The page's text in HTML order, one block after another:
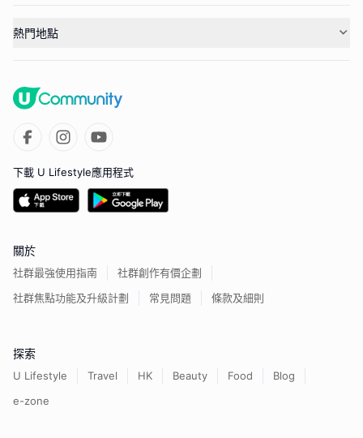
熱門地點
下載 U Lifestyle應用程式
關於
社群最強使用指南
社群創作有價企劃
社群焦點功能及升級計劃
常見問題 條款及細則
探索
U Lifestyle Travel HK Beauty Food
Blog
e-zone